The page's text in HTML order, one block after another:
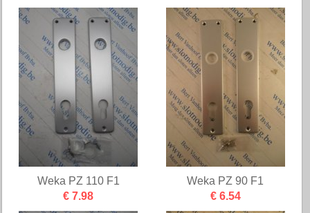
Weka PZ 110 F1
€ 7.98
Weka PZ 90 F1
€ 6.54